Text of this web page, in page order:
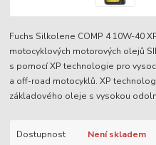
Fuchs Silkolene COMP 4 10W-40
motocyklových motorových olejů
s pomocí XP technologie pro
a off-road motocyklů. XP
základového oleje s vysokou
Dostupnost
Není skladem